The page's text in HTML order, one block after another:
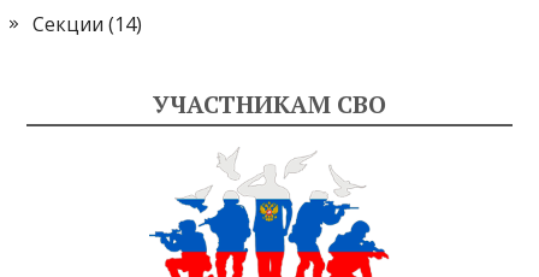
Секции (14)
УЧАСТНИКАМ СВО